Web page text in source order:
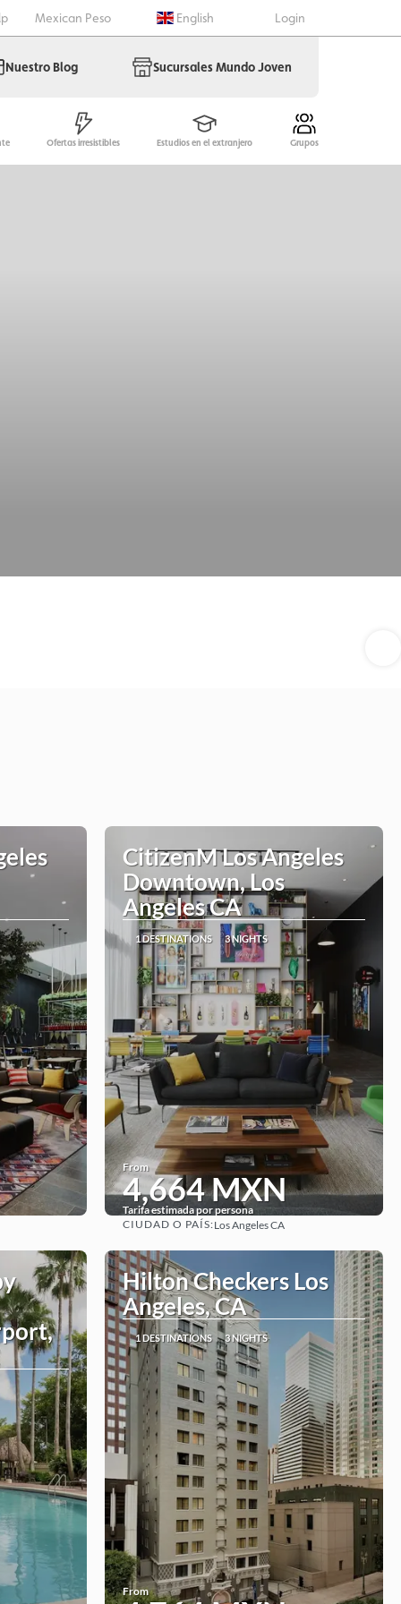
Mexican Peso English Login
Nuestro Blog Sucursales Mundo Joven
Ofertas irresistibles Estudios en el extranjero Grupos
CitizenM Los Angeles
Downtown, Los
Angeles CA
1 DESTINATIONS 3 NIGHTS
From
4,664 MXN
Tarifa estimada por persona
See
CIUDAD O PAÍS:Los Angeles CA
Hilton Checkers Los
Angeles, CA
1 DESTINATIONS 3 NIGHTS
From